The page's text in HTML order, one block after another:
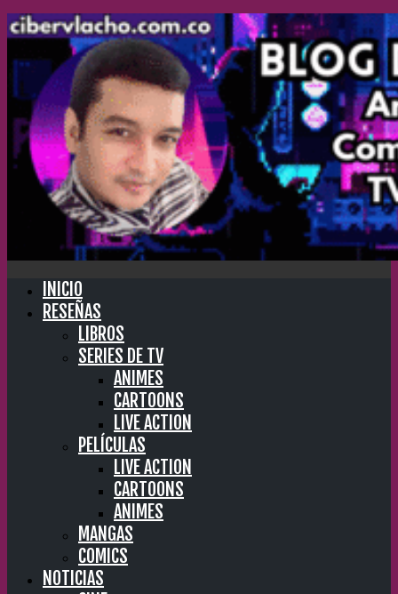
INICIO
RESEÑAS
LIBROS
SERIES DE TV
ANIMES
CARTOONS
LIVE ACTION
PELÍCULAS
LIVE ACTION
CARTOONS
ANIMES
MANGAS
COMICS
NOTICIAS